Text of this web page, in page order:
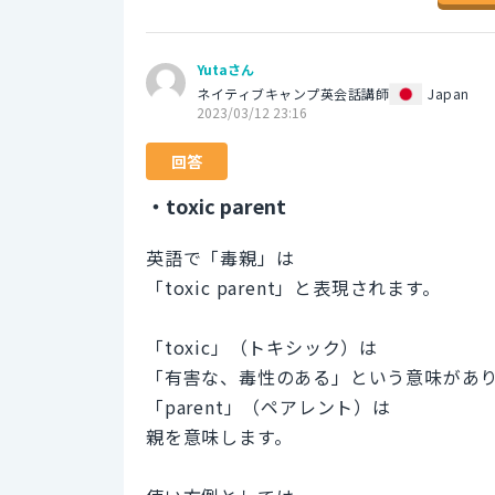
Yutaさん
ネイティブキャンプ英会話講師
Japan
2023/03/12 23:16
回答
・toxic parent
英語で「毒親」は
「toxic parent」と表現されます。
「toxic」（トキシック）は
「有害な、毒性のある」という意味があ
「parent」（ペアレント）は
親を意味します。